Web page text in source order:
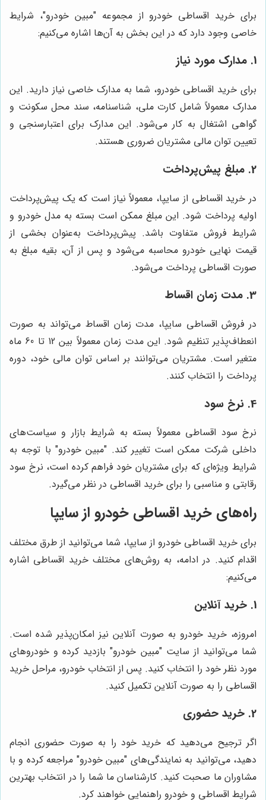
برای خرید اقساطی خودرو از مجموعه "مبین خودرو"، شرایط
خاصی وجود دارد که در این بخش به آن‌ها اشاره می‌کنیم:
1. مدارک مورد نیاز
برای خرید اقساطی خودرو، شما به مدارک خاصی نیاز دارید. این
مدارک معمولاً شامل کارت ملی، شناسنامه، سند محل سکونت و
گواهی اشتغال به کار می‌شود. این مدارک برای اعتبارسنجی و
تعیین توان مالی مشتریان ضروری هستند.
2. مبلغ پیش‌پرداخت
در خرید اقساطی از سایپا، معمولاً نیاز است که یک پیش‌پرداخت
اولیه پرداخت شود. این مبلغ ممکن است بسته به مدل خودرو و
شرایط فروش متفاوت باشد. پیش‌پرداخت به‌عنوان بخشی از
قیمت نهایی خودرو محاسبه می‌شود و پس از آن، بقیه مبلغ به
صورت اقساطی پرداخت می‌شود.
3. مدت زمان اقساط
در فروش اقساطی سایپا، مدت زمان اقساط می‌تواند به صورت
انعطاف‌پذیر تنظیم شود. این مدت زمان معمولاً بین 12 تا 60 ماه
متغیر است. مشتریان می‌توانند بر اساس توان مالی خود، دوره
پرداخت را انتخاب کنند.
4. نرخ سود
نرخ سود اقساطی معمولاً بسته به شرایط بازار و سیاست‌های
داخلی شرکت ممکن است تغییر کند. "مبین خودرو" با توجه به
شرایط ویژه‌ای که برای مشتریان خود فراهم کرده است، نرخ سود
رقابتی و مناسبی را برای خرید اقساطی در نظر می‌گیرد.
راه‌های خرید اقساطی خودرو از سایپا
برای خرید اقساطی خودرو از سایپا، شما می‌توانید از طرق مختلف
اقدام کنید. در ادامه، به روش‌های مختلف خرید اقساطی اشاره
می‌کنیم:
1. خرید آنلاین
امروزه، خرید خودرو به صورت آنلاین نیز امکان‌پذیر شده است.
شما می‌توانید از سایت "مبین خودرو" بازدید کرده و خودروهای
مورد نظر خود را انتخاب کنید. پس از انتخاب خودرو، مراحل خرید
اقساطی را به صورت آنلاین تکمیل کنید.
2. خرید حضوری
اگر ترجیح می‌دهید که خرید خود را به صورت حضوری انجام
دهید، می‌توانید به نمایندگی‌های "مبین خودرو" مراجعه کرده و با
مشاوران ما صحبت کنید. کارشناسان ما شما را در انتخاب بهترین
شرایط اقساطی و خودرو راهنمایی خواهند کرد.